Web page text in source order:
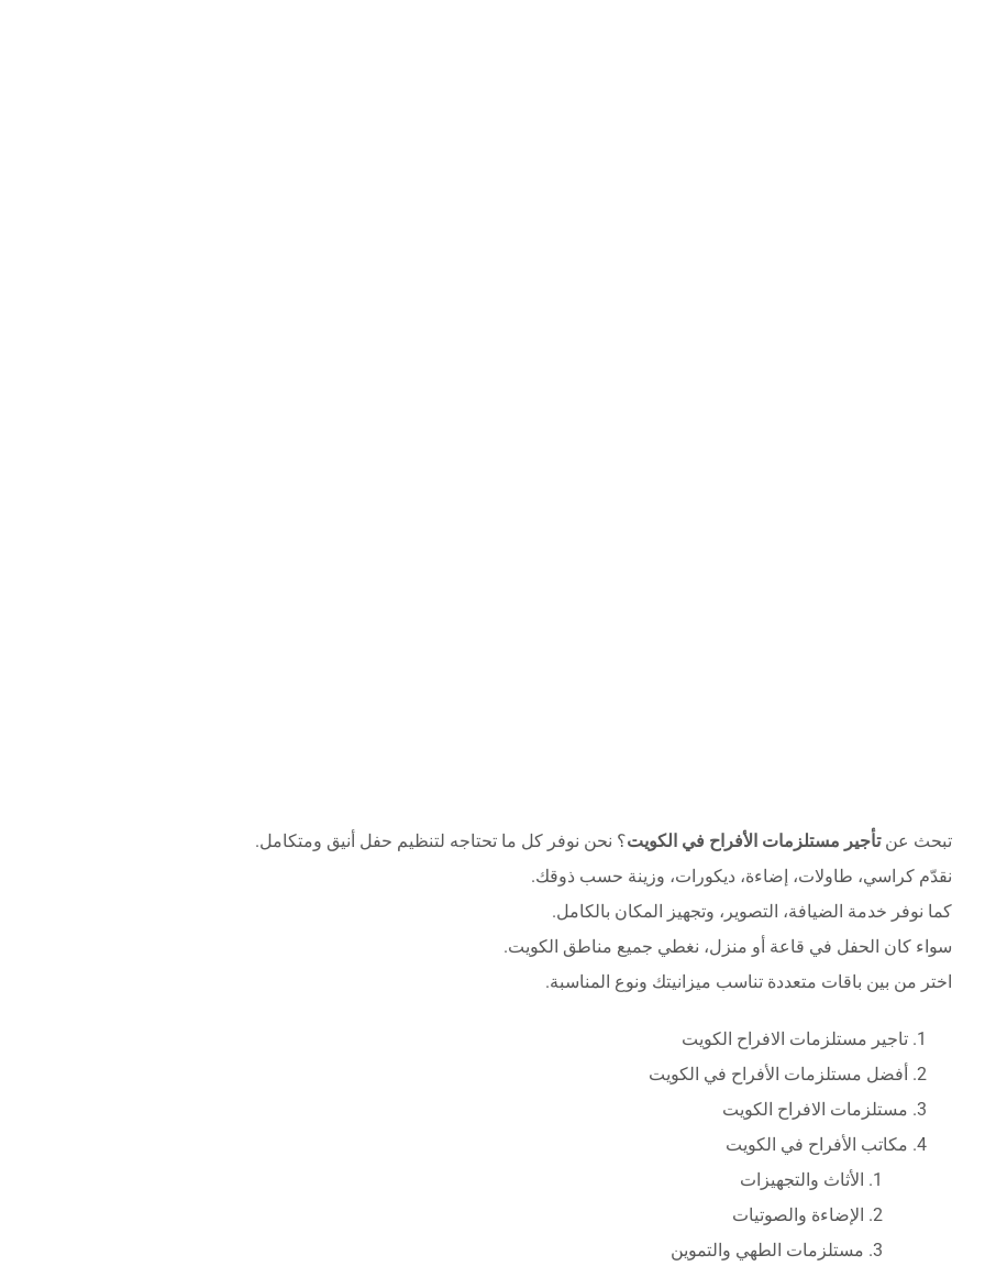
تبحث عن تأجير مستلزمات الأفراح في الكويت؟ نحن نوفر كل ما تحتاجه لتنظيم حفل أنيق ومتكامل.
نقدّم كراسي، طاولات، إضاءة، ديكورات، وزينة حسب ذوقك.
كما نوفر خدمة الضيافة، التصوير، وتجهيز المكان بالكامل.
سواء كان الحفل في قاعة أو منزل، نغطي جميع مناطق الكويت.
اختر من بين باقات متعددة تناسب ميزانيتك ونوع المناسبة.
تاجير مستلزمات الافراح الكويت
أفضل مستلزمات الأفراح في الكويت
مستلزمات الافراح الكويت
مكاتب الأفراح في الكويت
الأثاث والتجهيزات
الإضاءة والصوتيات
مستلزمات الطهي والتموين